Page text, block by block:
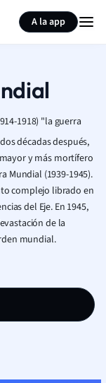
A la app
1918) "la guerra
décadas después,
y más mortífero
Mundial (1939-1945).
complejo librado en
del Eje. En 1945,
de la
mundial.
Resumir página